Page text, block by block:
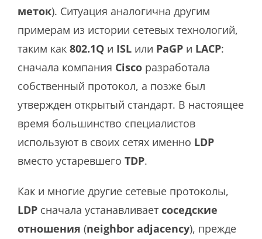
меток). Ситуация аналогична другим
примерам из истории сетевых технологий,
таким как 802.1Q и ISL или PaGP и LACP:
сначала компания Cisco разработала
собственный протокол, а позже был
утвержден открытый стандарт. В настоящее
время большинство специалистов
используют в своих сетях именно LDP
вместо устаревшего TDP.
Как и многие другие сетевые протоколы,
LDP сначала устанавливает соседские
отношения (neighbor adjacency), прежде